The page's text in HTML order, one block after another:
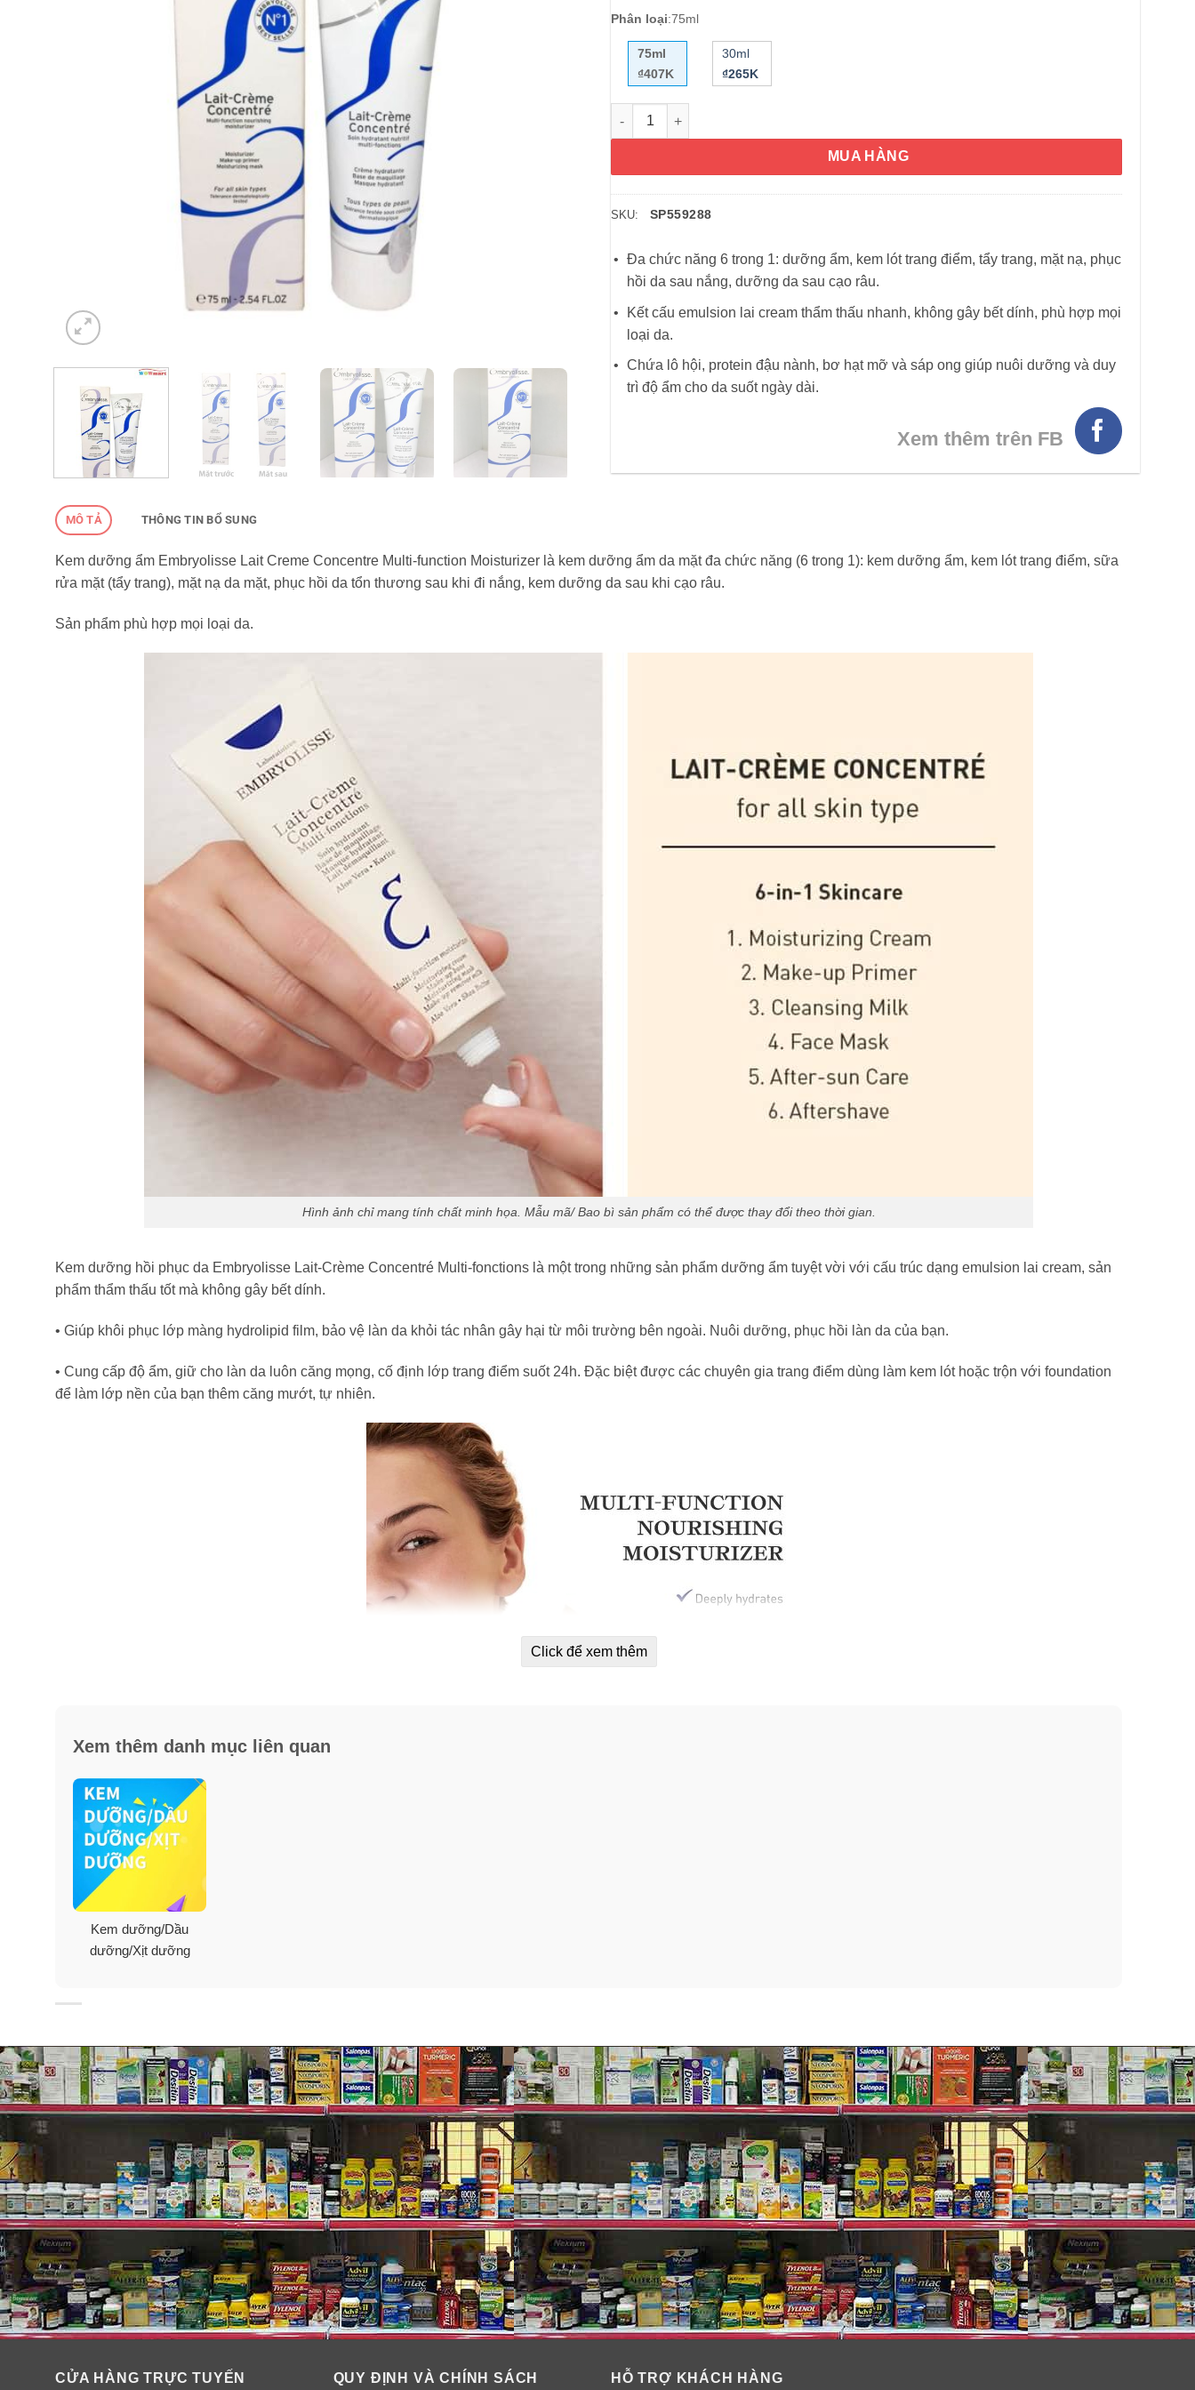
Phân loại:75ml
75ml
₫407K
30ml
₫265K
Kem dưỡng ẩm Embryolisse Lait Creme Concentre Multi-function Moisturizer 75ml số lượng
MUA HÀNG
SKU: SP559288
Đa chức năng 6 trong 1: dưỡng ẩm, kem lót trang điểm, tẩy trang, mặt nạ, phục
hồi da sau nắng, dưỡng da sau cạo râu.
Kết cấu emulsion lai cream thẩm thấu nhanh, không gây bết dính, phù hợp mọi
loại da.
Chứa lô hội, protein đậu nành, bơ hạt mỡ và sáp ong giúp nuôi dưỡng và duy
trì độ ẩm cho da suốt ngày dài.
Xem thêm trên FB
MÔ TẢ THÔNG TIN BỔ SUNG
Kem dưỡng ẩm Embryolisse Lait Creme Concentre Multi-function Moisturizer là kem dưỡng ẩm da mặt đa chức năng (6 trong 1): kem dưỡng ẩm, kem lót trang điểm, sữa
rửa mặt (tẩy trang), mặt nạ da mặt, phục hồi da tổn thương sau khi đi nắng, kem dưỡng da sau khi cạo râu.
Sản phẩm phù hợp mọi loại da.
Hình ảnh chỉ mang tính chất minh họa. Mẫu mã/ Bao bì sản phẩm có thể được thay đổi theo thời gian.
Kem dưỡng hồi phục da Embryolisse Lait-Crème Concentré Multi-fonctions là một trong những sản phẩm dưỡng ẩm tuyệt vời với cấu trúc dạng emulsion lai cream, sản
phẩm thẩm thấu tốt mà không gây bết dính.
• Giúp khôi phục lớp màng hydrolipid film, bảo vệ làn da khỏi tác nhân gây hại từ môi trường bên ngoài. Nuôi dưỡng, phục hồi làn da của bạn.
• Cung cấp độ ẩm, giữ cho làn da luôn căng mọng, cố định lớp trang điểm suốt 24h. Đặc biệt được các chuyên gia trang điểm dùng làm kem lót hoặc trộn với foundation
để làm lớp nền của bạn thêm căng mướt, tự nhiên.
Click để xem thêm
Xem thêm danh mục liên quan
Kem dưỡng/Dầu
dưỡng/Xịt dưỡng
CỬA HÀNG TRỰC TUYẾN QUY ĐỊNH VÀ CHÍNH SÁCH HỖ TRỢ KHÁCH HÀNG